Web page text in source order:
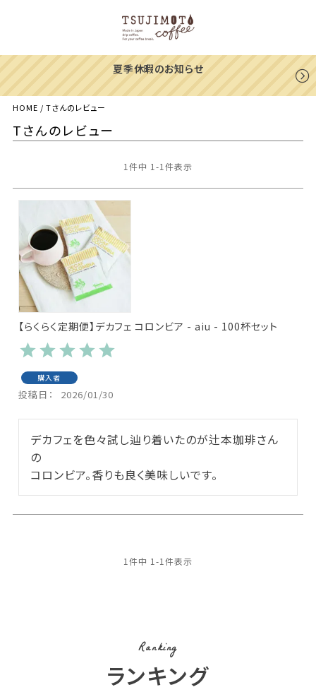
夏季休暇のお知らせ
HOME Tさんのレビュー
Tさんのレビュー
1件中 1 -1 件表示
【らくらく定期便】デカフェ コロンビア - aiu - 100杯セット
購入者
投稿日 2026/01/30
デカフェを色々試し辿り着いたのが辻本珈琲さん
の
コロンビア。香りも良く美味しいです。
1件中 1 -1 件表示
Ranking
ランキング